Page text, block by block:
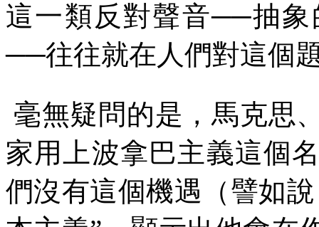
這一類反對聲音──抽
──往往就在人們對這個
毫無疑問的是，馬克思
家用上波拿巴主義這個
們沒有這個機遇（譬如